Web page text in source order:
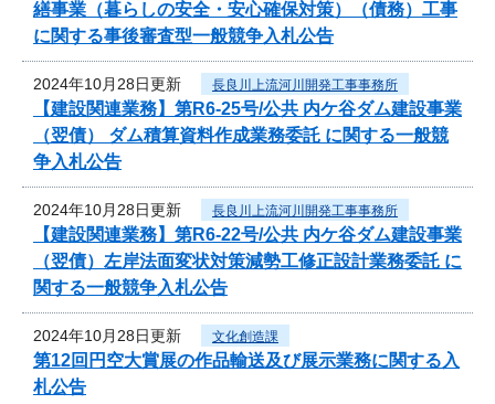
繕事業（暮らしの安全・安心確保対策）（債務）工事
に関する事後審査型一般競争入札公告
2024年10月28日更新 長良川上流河川開発工事事務所
【建設関連業務】第R6-25号/公共 内ケ谷ダム建設事業
（翌債） ダム積算資料作成業務委託 に関する一般競
争入札公告
2024年10月28日更新 長良川上流河川開発工事事務所
【建設関連業務】第R6-22号/公共 内ケ谷ダム建設事業
（翌債）左岸法面変状対策減勢工修正設計業務委託 に
関する一般競争入札公告
2024年10月28日更新 文化創造課
第12回円空大賞展の作品輸送及び展示業務に関する入
札公告